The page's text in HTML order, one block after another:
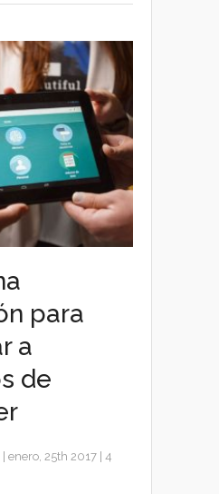
para
a
de
enero, 25th 2017 4